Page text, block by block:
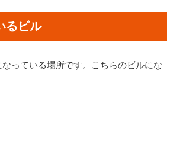
るビル
っている場所です。こちらのビルにな